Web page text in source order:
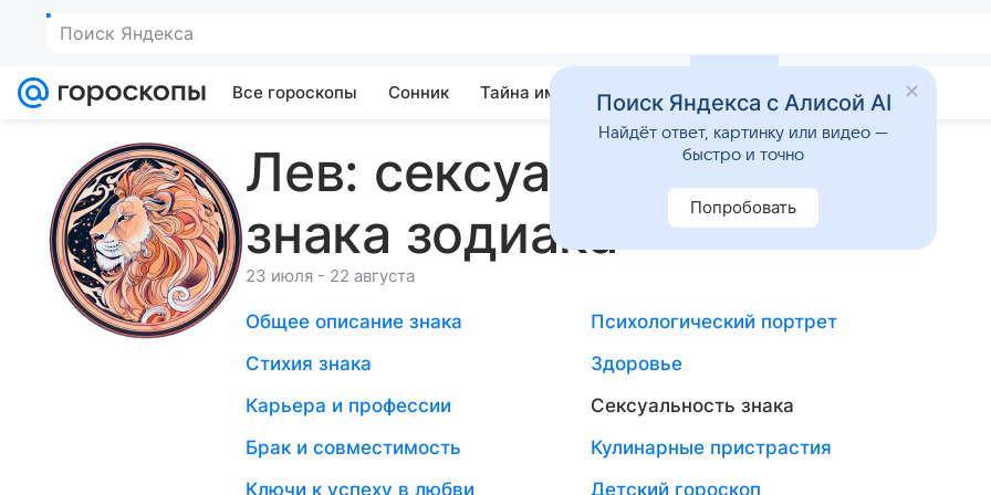
Все гороскопы Сонник Тайна имени Гадания Приметы
Лев: сексуальность
знака зодиака
23 июля - 22 августа
Общее описание знака
Психологический портрет
Стихия знака
Здоровье
Карьера и профессии
Сексуальность знака
Брак и совместимость
Кулинарные пристрастия
Ключи к успеху в любви
Детский гороскоп
Поиск Яндекса с Алисой AI
Найдёт ответ, картинку или видео —
быстро и точно
Попробовать